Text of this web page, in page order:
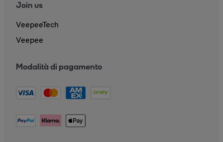
Join us
VeepeeTech
Veepee
Modalità di pagamento